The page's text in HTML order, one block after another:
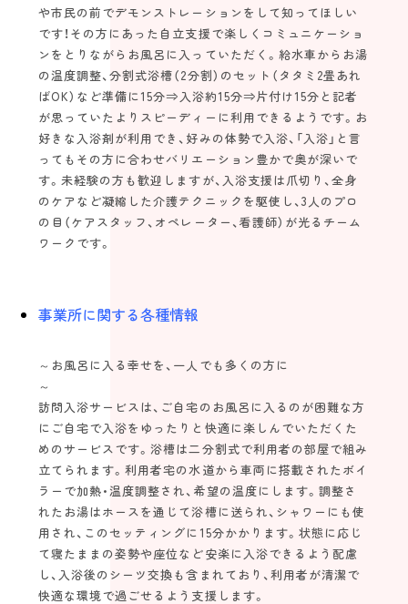
や市民の前でデモンストレーションをして知ってほしい
です！その方にあった自立支援で楽しくコミュニケーショ
ンをとりながらお風呂に入っていただく。給水車からお湯
の温度調整、分割式浴槽（2分割）のセット（タタミ2畳あれ
ばOK）など準備に15分⇒入浴約15分⇒片付け15分と記者
が思っていたよりスピーディーに利用できるようです。お
好きな入浴剤が利用でき、好みの体勢で入浴、「入浴」と言
ってもその方に合わせバリエーション豊かで奥が深いで
す。未経験の方も歓迎しますが、入浴支援は爪切り、全身
のケアなど凝縮した介護テクニックを駆使し、3人のプロ
の目（ケアスタッフ、オペレーター、看護師）が光るチーム
ワークです。
事業所に関する各種情報
～お風呂に入る幸せを、一人でも多くの方に
訪問入浴サービスは、ご自宅のお風呂に入るのが困難な方
にご自宅で入浴をゆったりと快適に楽しんでいただくた
めのサービスです。浴槽は二分割式で利用者の部屋で組み
立てられます。利用者宅の水道から車両に搭載されたボイ
ラーで加熱・温度調整され、希望の温度にします。調整さ
れたお湯はホースを通じて浴槽に送られ、シャワーにも使
用され、このセッティングに15分かかります。状態に応じ
て寝たままの姿勢や座位など安楽に入浴できるよう配慮
し、入浴後のシーツ交換も含まれており、利用者が清潔で
快適な環境で過ごせるよう支援します。